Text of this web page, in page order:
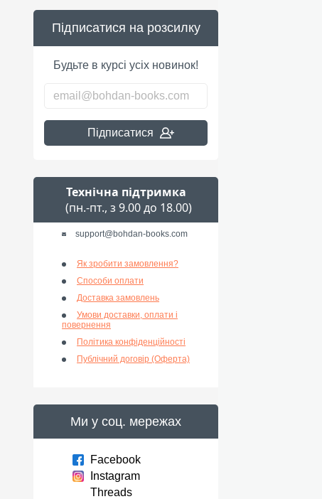
Підписатися на розсилку
Будьте в курсі усіх новинок!
Підписатися
Технічна підтримка
(пн.-пт., з 9.00 до 18.00)
support@bohdan-books.com
Як зробити замовлення?
Способи оплати
Доставка замовлень
Умови доставки, оплати і
повернення
Політика конфіденційності
Публічний договір (Оферта)
Ми у соц. мережах
Facebook
Instagram
Threads